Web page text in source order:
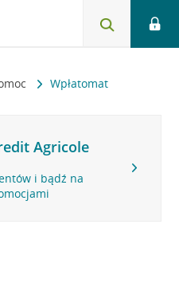
Wpłatomat
Agricole
i bądź na